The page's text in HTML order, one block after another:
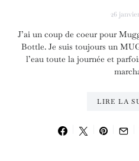
26
J’ai un coup de coeur pour
Bottle. Je suis toujours un
l’eau toute la journée et
LIRE LA